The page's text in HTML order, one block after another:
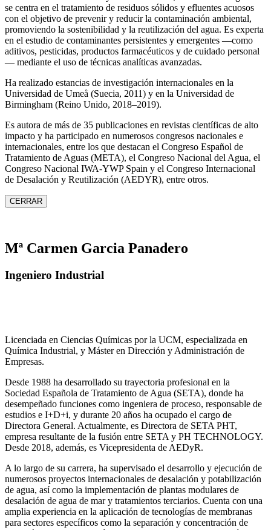
se centra en el tratamiento de residuos sólidos y efluentes acuosos
con el objetivo de prevenir y reducir la contaminación ambiental,
promoviendo la sostenibilidad y la reutilización del agua. Es experta
en el estudio de contaminantes persistentes y emergentes —como
aditivos, pesticidas, productos farmacéuticos y de cuidado personal
— mediante el uso de técnicas analíticas avanzadas.
Ha realizado estancias de investigación internacionales en la
Universidad de Umeå (Suecia, 2011) y en la Universidad de
Birmingham (Reino Unido, 2018–2019).
Es autora de más de 35 publicaciones en revistas científicas de alto
impacto y ha participado en numerosos congresos nacionales e
internacionales, entre los que destacan el Congreso Español de
Tratamiento de Aguas (META), el Congreso Nacional del Agua, el
Congreso Nacional IWA‑YWP Spain y el Congreso Internacional
de Desalación y Reutilización (AEDYR), entre otros.
CERRAR
Mª Carmen Garcia Panadero
Ingeniero Industrial
Licenciada en Ciencias Químicas por la UCM, especializada en
Química Industrial, y Máster en Dirección y Administración de
Empresas.
Desde 1988 ha desarrollado su trayectoria profesional en la
Sociedad Española de Tratamiento de Agua (SETA), donde ha
desempeñado funciones como ingeniera de proceso, responsable de
estudios e I+D+i, y durante 20 años ha ocupado el cargo de
Directora General. Actualmente, es Directora de SETA PHT,
empresa resultante de la fusión entre SETA y PH TECHNOLOGY.
Desde 2018, además, es Vicepresidenta de AEDyR.
A lo largo de su carrera, ha supervisado el desarrollo y ejecución de
numerosos proyectos internacionales de desalación y potabilización
de agua, así como la implementación de plantas modulares de
desalación de agua de mar y tratamientos terciarios. Cuenta con una
amplia experiencia en la aplicación de tecnologías de membranas
para sectores específicos como la separación y concentración de